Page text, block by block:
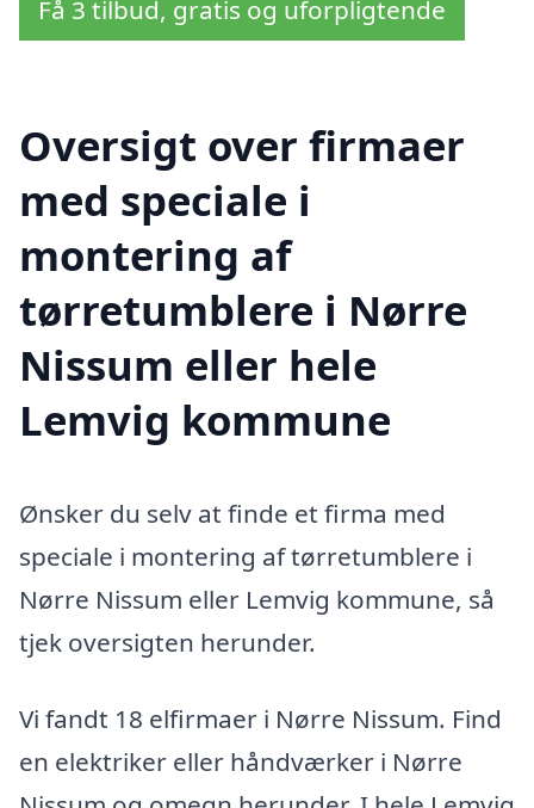
Få 3 tilbud, gratis og uforpligtende
Oversigt over firmaer
med speciale i
montering af
tørretumblere i Nørre
Nissum eller hele
Lemvig kommune
Ønsker du selv at finde et firma med
speciale i montering af tørretumblere i
Nørre Nissum eller Lemvig kommune, så
tjek oversigten herunder.
Vi fandt 18 elfirmaer i Nørre Nissum. Find
en elektriker eller håndværker i Nørre